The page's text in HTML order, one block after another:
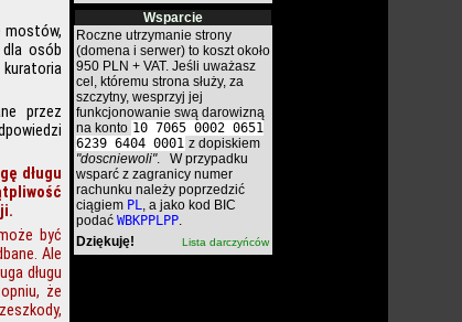
mostów,
dla osób
przez
długu
być
Ale
długu
że
Wsparcie
Roczne utrzymanie strony
(domena i serwer) to koszt około
950 PLN + VAT. Jeśli uważasz
cel, któremu strona służy, za
szczytny, wesprzyj jej
funkcjonowanie swą darowizną
na konto 10 7065 0002 0651
6239 6404 0001 z dopiskiem
"doscniewoli". W przypadku
wsparć z zagranicy numer
rachunku należy poprzedzić
ciągiem PL, a jako kod BIC
podać WBKPPLPP.
Dziękuję!
Lista darczyńców